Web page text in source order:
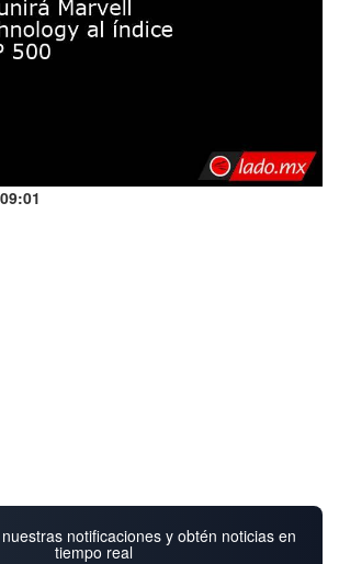
notificaciones y obtén noticias en
tiempo real